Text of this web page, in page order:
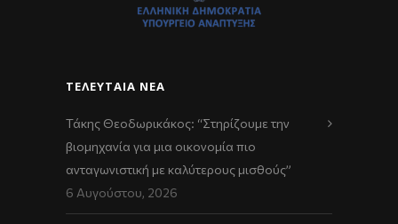
ΤΕΛΕΥΤΑΊΑ ΝΈΑ
Τάκης Θεοδωρικάκος: “Στηρίζουμε την
βιομηχανία για μια οικονομία πιο
ανταγωνιστική με καλύτερους μισθούς”
6 Αυγούστου, 2026